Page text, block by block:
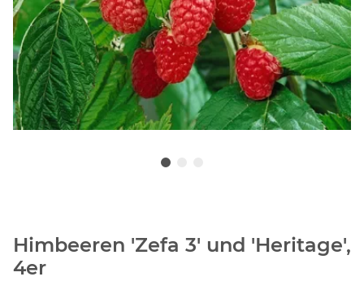
Himbeeren 'Zefa 3' und 'Heritage',
4er